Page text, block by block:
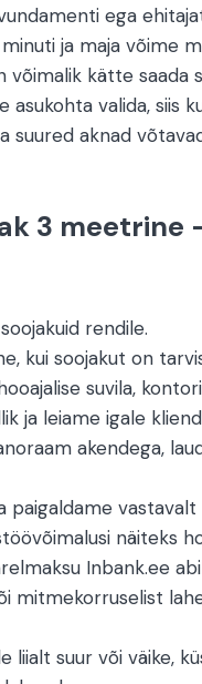
ega
ja maja võime
võimalik kätte saada
asukohta valida, siis
suured aknad
3 meetrine
rendile.
kui soojakut on
suvila,
ja leiame igale
akendega,
paigaldame vastavalt
näiteks
Inbank.ee
mitmekorruselist
liialt suur või väike,